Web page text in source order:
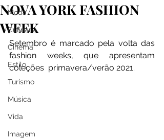
Moda
Culinária
Cinema
Estilo
Turismo
Música
Vida
Imagem
NOVA YORK FASHION
WEEK
Setembro é marcado pela volta das
fashion weeks, que apresentam
coleções  primavera/verão 2021.